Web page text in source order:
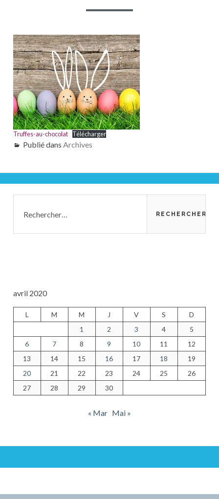
Truffes-au-chocolat Télécharger
Publié dans Archives
latérale
principale
avril 2020
L M M J V S
D
1
2 3 4
5
6
7 8 9 10 11
12
13
14 15 16 17 18
19
20
21 22 23 24 25
26
27
28 29 30
« Mar Mai »